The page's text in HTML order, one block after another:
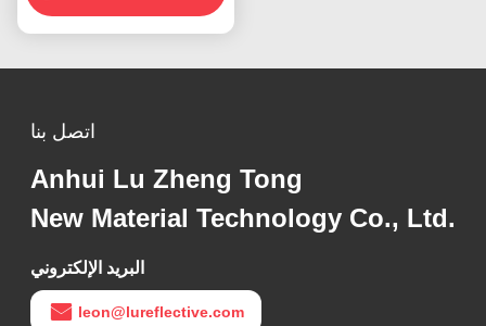
اتصل بنا
Anhui Lu Zheng Tong
New Material Technology Co., Ltd.
البريد الإلكتروني
leon@lureflective.com